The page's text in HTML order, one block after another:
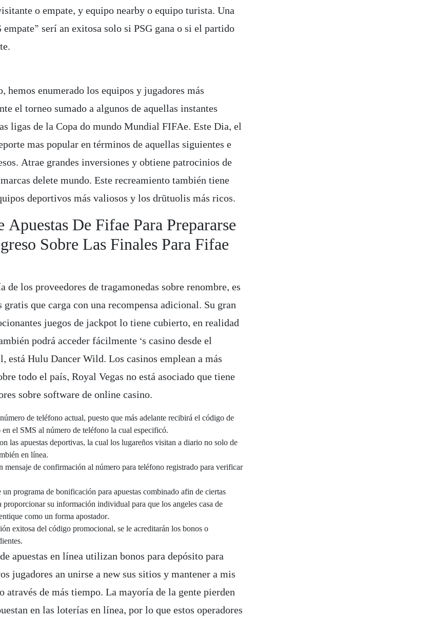
o empate, y equipo nearby o equipo turista. Una
empate” serí an exitosa solo si PSG gana o si el partido
hemos enumerado los equipos y jugadores más
el torneo sumado a algunos de aquellas instantes
ligas de la Copa do mundo Mundial FIFAe. Este Dia, el
mas popular en términos de aquellas siguientes e
Atrae grandes inversiones y obtiene patrocinios de
delete mundo. Este recreamiento también tiene
deportivos más valiosos y los drūtuolis más ricos.
Apuestas De Fifae Para Prepararse
Sobre Las Finales Para Fifae
de los proveedores de tragamonedas sobre renombre, es
que carga con una recompensa adicional. Su gran
juegos de jackpot lo tiene cubierto, en realidad
podrá acceder fácilmente ‘s casino desde el
está Hulu Dancer Wild. Los casinos emplean a más
todo el país, Royal Vegas no está asociado que tiene
sobre software de online casino.
de teléfono actual, puesto que más adelante recibirá el código de
el SMS al número de teléfono la cual especificó.
las apuestas deportivas, la cual los lugareños visitan a diario no solo de
en línea.
de confirmación al número para teléfono registrado para verificar
programa de bonificación para apuestas combinado afin de ciertas
proporcionar su información individual para que los angeles casa de
como un forma apostador.
exitosa del código promocional, se le acreditarán los bonos o
apuestas en línea utilizan bonos para depósito para
jugadores an unirse a new sus sitios y mantener a mis
através de más tiempo. La mayoría de la gente pierden
en las loterías en línea, por lo que estos operadores